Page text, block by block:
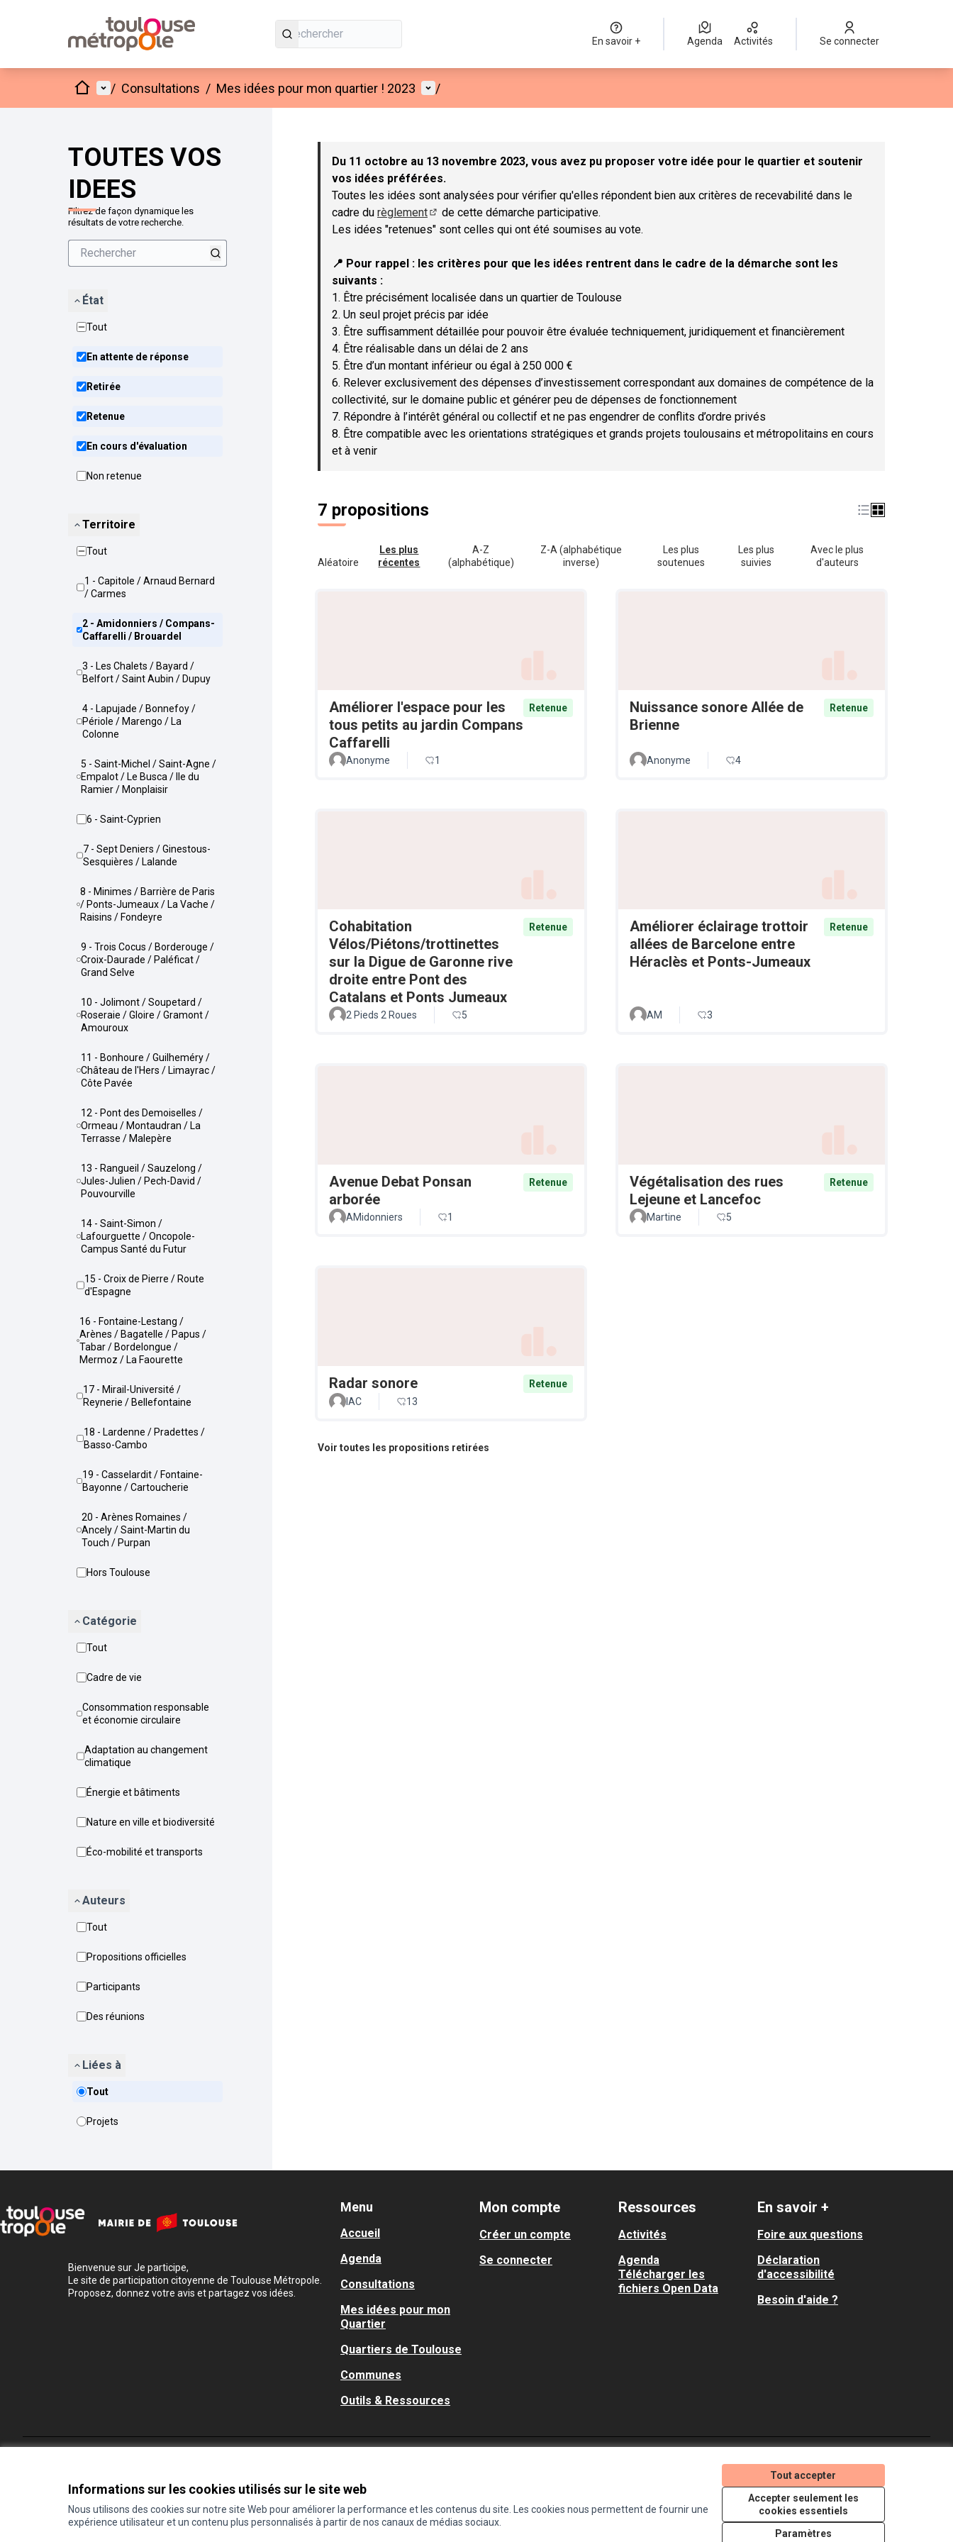
Informations sur les cookies utilisés sur le site web
Nous utilisons des cookies sur notre site Web pour améliorer la performance et les contenus du site. Les cookies nous permettent de fournir une
expérience utilisateur et un contenu plus personnalisés à partir de nos canaux de médias sociaux.
Tout accepter
Accepter seulement les
cookies essentiels
Paramètres
En savoir + Agenda Activités Se connecter
AccueilMenu principal
/ Consultations / Mes idées pour mon quartier ! 2023 Menu utilisateur
/
TOUTES VOS
IDEES
Filtrez de façon dynamique les
résultats de votre recherche.
État
Tout
En attente de réponse
Retirée
Retenue
En cours d'évaluation
Non retenue
Territoire
Tout
1 - Capitole / Arnaud Bernard
/ Carmes
2 - Amidonniers / Compans-
Caffarelli / Brouardel
3 - Les Chalets / Bayard /
Belfort / Saint Aubin / Dupuy
4 - Lapujade / Bonnefoy /
Périole / Marengo / La
Colonne
5 - Saint-Michel / Saint-Agne /
Empalot / Le Busca / Ile du
Ramier / Monplaisir
6 - Saint-Cyprien
7 - Sept Deniers / Ginestous-
Sesquières / Lalande
8 - Minimes / Barrière de Paris
/ Ponts-Jumeaux / La Vache /
Raisins / Fondeyre
9 - Trois Cocus / Borderouge /
Croix-Daurade / Paléficat /
Grand Selve
10 - Jolimont / Soupetard /
Roseraie / Gloire / Gramont /
Amouroux
11 - Bonhoure / Guilheméry /
Château de l'Hers / Limayrac /
Côte Pavée
12 - Pont des Demoiselles /
Ormeau / Montaudran / La
Terrasse / Malepère
13 - Rangueil / Sauzelong /
Jules-Julien / Pech-David /
Pouvourville
14 - Saint-Simon /
Lafourguette / Oncopole-
Campus Santé du Futur
15 - Croix de Pierre / Route
d'Espagne
16 - Fontaine-Lestang /
Arènes / Bagatelle / Papus /
Tabar / Bordelongue /
Mermoz / La Faourette
17 - Mirail-Université /
Reynerie / Bellefontaine
18 - Lardenne / Pradettes /
Basso-Cambo
19 - Casselardit / Fontaine-
Bayonne / Cartoucherie
20 - Arènes Romaines /
Ancely / Saint-Martin du
Touch / Purpan
Hors Toulouse
Catégorie
Tout
Cadre de vie
Consommation responsable
et économie circulaire
Adaptation au changement
climatique
Énergie et bâtiments
Nature en ville et biodiversité
Éco-mobilité et transports
Auteurs
Tout
Propositions officielles
Participants
Des réunions
Liées à
Tout
Projets
Passer la carte
Du 11 octobre au 13 novembre 2023, vous avez pu proposer votre idée pour le quartier et soutenir
vos idées préférées.
Toutes les idées sont analysées pour vérifier qu'elles répondent bien aux critères de recevabilité dans le
cadre du règlement
(Lien externe)
de cette démarche participative.
Les idées "retenues" sont celles qui ont été soumises au vote.
📍 Pour rappel : les critères pour que les idées rentrent dans le cadre de la démarche sont les
suivants :
1. Être précisément localisée dans un quartier de Toulouse
2. Un seul projet précis par idée
3. Être suffisamment détaillée pour pouvoir être évaluée techniquement, juridiquement et financièrement
4. Être réalisable dans un délai de 2 ans
5. Être d’un montant inférieur ou égal à 250 000 €
6. Relever exclusivement des dépenses d’investissement correspondant aux domaines de compétence de la
collectivité, sur le domaine public et générer peu de dépenses de fonctionnement
7. Répondre à l’intérêt général ou collectif et ne pas engendrer de conflits d’ordre privés
8. Être compatible avec les orientations stratégiques et grands projets toulousains et métropolitains en cours
et à venir
7 propositions
Aléatoire
Les plus
récentes
A-Z
(alphabétique)
Z-A (alphabétique
inverse)
Les plus
soutenues
Les plus
suivies
Avec le plus
d'auteurs
Améliorer l'espace pour les
tous petits au jardin Compans
Caffarelli
Retenue
Anonyme 1
Nuissance sonore Allée de
Brienne
Retenue
Anonyme 4
Cohabitation
Vélos/Piétons/trottinettes
sur la Digue de Garonne rive
droite entre Pont des
Catalans et Ponts Jumeaux
Retenue
2 Pieds 2 Roues 5
Améliorer éclairage trottoir
allées de Barcelone entre
Héraclès et Ponts-Jumeaux
Retenue
AM 3
Avenue Debat Ponsan
arborée
Retenue
AMidonniers 1
Végétalisation des rues
Lejeune et Lancefoc
Retenue
Martine 5
Radar sonore
Retenue
IAC
13
Voir toutes les propositions retirées
Bienvenue sur Je participe,
Le site de participation citoyenne de Toulouse Métropole.
Proposez, donnez votre avis et partagez vos idées.
Menu
Accueil
Agenda
Consultations
Mes idées pour mon
Quartier
Quartiers de Toulouse
Communes
Outils & Ressources
Mon compte
Créer un compte
Se connecter
Ressources
Activités
Agenda
Télécharger les
fichiers Open Data
En savoir +
Foire aux questions
Déclaration
d'accessibilité
Besoin d'aide ?
(Lien externe)
(Lien externe)
(Lien externe)
Licence Creative
(Lien externe)